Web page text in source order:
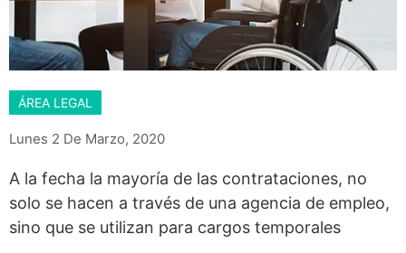
ÁREA LEGAL
Lunes 2 De Marzo, 2020
A la fecha la mayoría de las contrataciones, no
solo se hacen a través de una agencia de empleo,
sino que se utilizan para cargos temporales